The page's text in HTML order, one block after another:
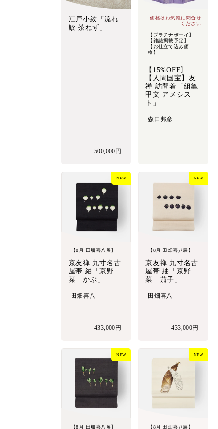
江戸小紋「流れ
鮫 茶ねず」
500,000円
価格はお気軽に問合せ
ください
【プラチナボーイ】
【雑誌掲載予定】
【お仕立て込み価
格】
【15%OFF】
【人間国宝】友
禅 訪問着「組亀
甲文 アメシス
ト」
森口邦彦
【8月 田畑喜八展】
京友禅 九寸名古
屋帯 紬「京野
菜 かぶ」
田畑喜八
433,000円
NEW
【8月 田畑喜八展】
京友禅 九寸名古
屋帯 紬「京野
菜 茄子」
田畑喜八
433,000円
NEW
【8月 田畑喜八展】
NEW
【8月 田畑喜八展】
NEW